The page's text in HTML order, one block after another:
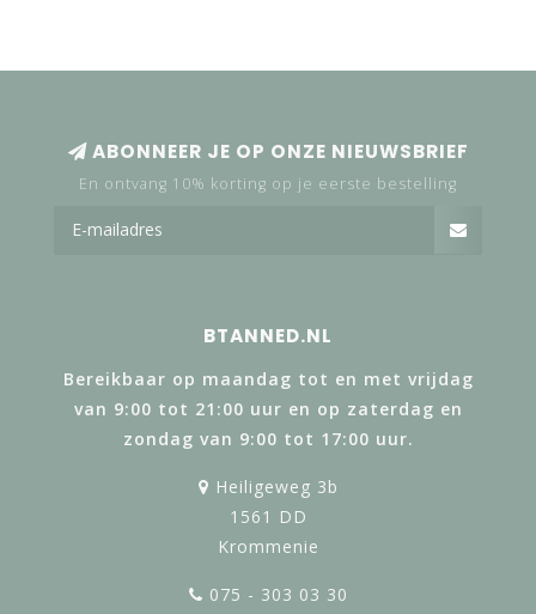
ABONNEER JE OP ONZE NIEUWSBRIEF
En ontvang 10% korting op je eerste bestelling
BTANNED.NL
Bereikbaar op maandag tot en met vrijdag
van 9:00 tot 21:00 uur en op zaterdag en
zondag van 9:00 tot 17:00 uur.
Heiligeweg 3b
1561 DD
Krommenie
075 - 303 03 30